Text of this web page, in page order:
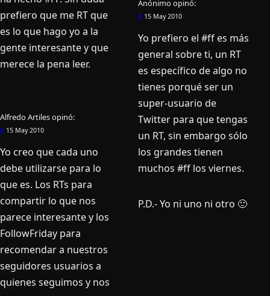
prefiero que me RT que
es lo que hago yo a la
gente interesante y que
merece la pena leer.
Alfredo Artilesopinó:
# 15 May 2010
Yo creo que cada uno
debe utilizarse para lo
que es. Los RTs para
compartir lo que nos
parece interesante y los
FollowFriday para
recomendar a nuestros
seguidores usuarios a
quienes seguimos y nos
Anónimo opinó:
#15 May 2010
Yo prefiero el #ff es más
general sobre ti, un RT
es especí­fico de algo no
tienes porqué ser un
super-usuario de
Twitter para que tengas
un RT, sin embargo sólo
los grandes tienen
muchos #ff los viernes.
P.D.- Yo ni uno ni otro 🙁